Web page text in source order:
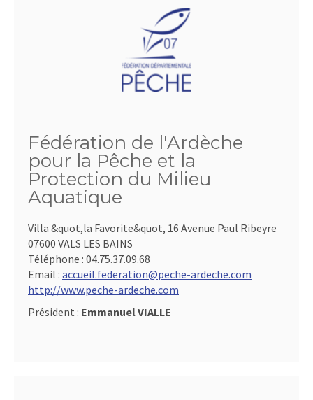
Fédération de l'Ardèche
pour la Pêche et la
Protection du Milieu
Aquatique
Villa &quot,la Favorite&quot, 16 Avenue Paul Ribeyre
07600 VALS LES BAINS
Téléphone : 04.75.37.09.68
Email : accueil.federation@peche-ardeche.com
http://www.peche-ardeche.com
Président : Emmanuel VIALLE